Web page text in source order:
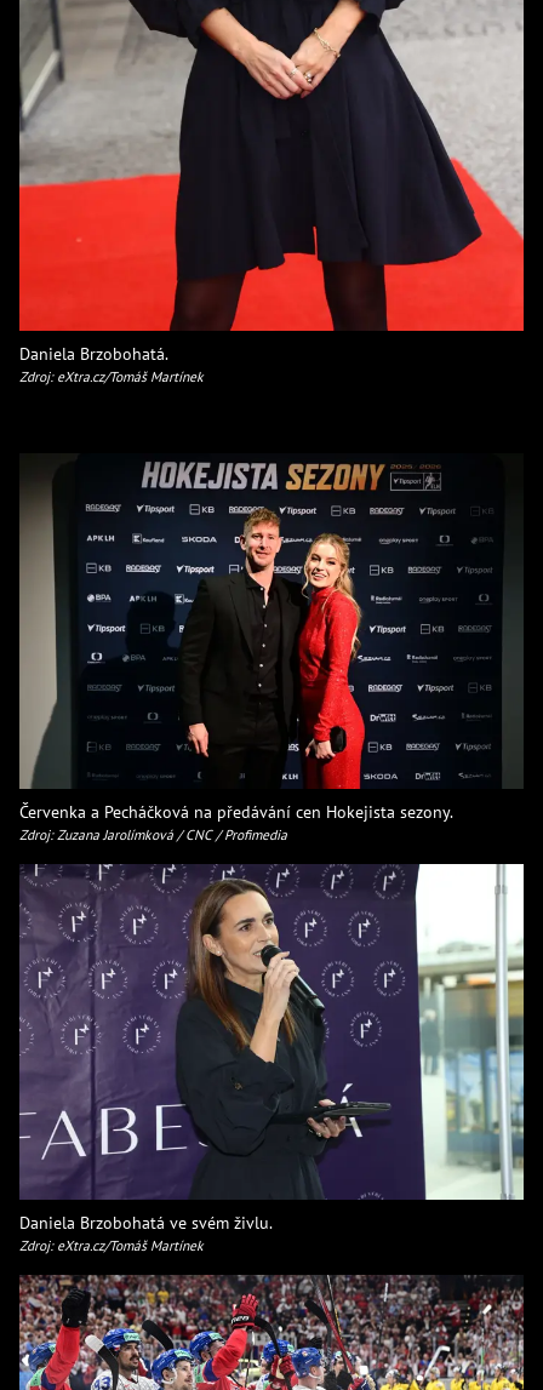
Daniela Brzobohatá.
Zdroj: eXtra.cz/Tomáš Martínek
Červenka a Pecháčková na předávání cen Hokejista sezony.
Zdroj: Zuzana Jarolímková / CNC / Profimedia
Daniela Brzobohatá ve svém živlu.
Zdroj: eXtra.cz/Tomáš Martínek